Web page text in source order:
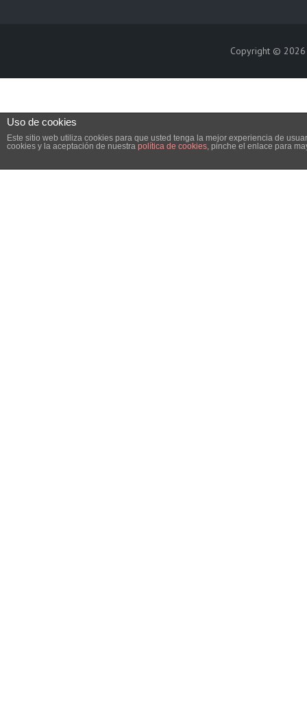
Copyright ©
Uso de cookies
Este sitio web utiliza cookies para que usted tenga la mejor experiencia de
cookies y la aceptación de nuestra política de cookies, pinche el enlace para